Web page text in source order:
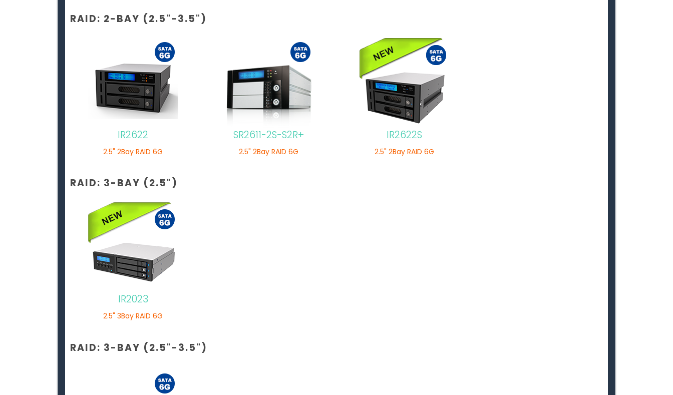
RAID: 2-BAY (2.5"-3.5")
IR2622
2.5" 2Bay RAID 6G
SR2611-2S-S2R+
2.5" 2Bay RAID 6G
IR2622S
2.5" 2Bay RAID 6G
RAID: 3-BAY (2.5")
IR2023
2.5" 3Bay RAID 6G
RAID: 3-BAY (2.5"-3.5")